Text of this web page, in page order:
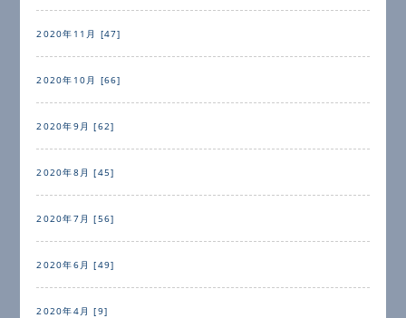
2020年11月 [47]
2020年10月 [66]
2020年9月 [62]
2020年8月 [45]
2020年7月 [56]
2020年6月 [49]
2020年4月 [9]